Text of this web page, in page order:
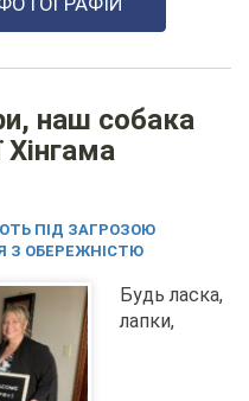
наш собака
Хінгама
ПІД ЗАГРОЗОЮ
З ОБЕРЕЖНІСТЮ
Будь ласка,
лапки,